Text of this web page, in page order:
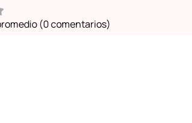
(0 comentarios)